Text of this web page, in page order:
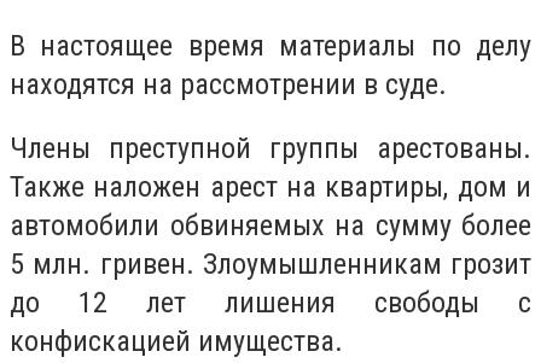
В настоящее время материалы по делу
находятся на рассмотрении в суде.
Члены преступной группы арестованы.
Также наложен арест на квартиры, дом и
автомобили обвиняемых на сумму более
5 млн. гривен. Злоумышленникам грозит
до 12 лет лишения свободы с
конфискацией имущества.